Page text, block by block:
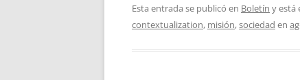
Esta entrada se publicó en Boletín y está
contextualization, misión,sociedad en